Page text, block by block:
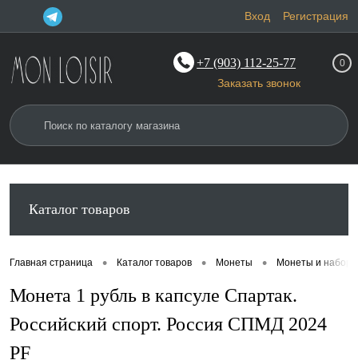
Вход Регистрация
+7 (903) 112-25-77
Заказать звонок
0
Каталог товаров
Главная страница • Каталог товаров • Монеты • Монеты и
Монета 1 рубль в капсуле Спартак.
Российский спорт. Россия СПМД 2024
PF